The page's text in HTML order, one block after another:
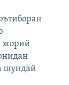
жорий
шундай